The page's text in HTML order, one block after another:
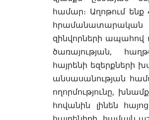
համար։ Աղոթում
զինվորների ապահով
ծառայության,
հայրենի եզերքների
անսասանության
ողորմությունը,
հովանին լինեն